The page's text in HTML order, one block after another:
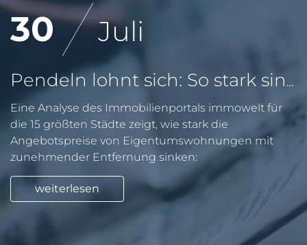
30 Juli
Pendeln lohnt sich: So stark sinken Wohnungspreise im Umland
Eine Analyse des Immobilienportals immowelt für
die 15 größten Städte zeigt, wie stark die
Angebotspreise von Eigentumswohnungen mit
zunehmender Entfernung sinken:
weiterlesen